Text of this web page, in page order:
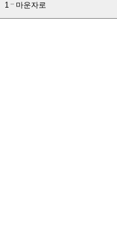
1 마운자로